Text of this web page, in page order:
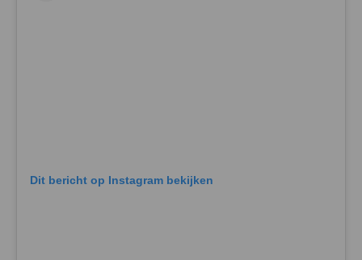
Dit bericht op Instagram bekijken